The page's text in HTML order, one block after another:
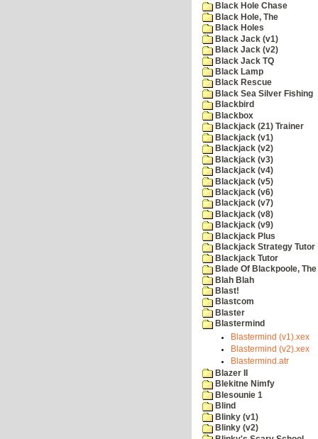
Black Hole Chase
Black Hole, The
Black Holes
Black Jack (v1)
Black Jack (v2)
Black Jack TQ
Black Lamp
Black Rescue
Black Sea Silver Fishing
Blackbird
Blackbox
Blackjack (21) Trainer
Blackjack (v1)
Blackjack (v2)
Blackjack (v3)
Blackjack (v4)
Blackjack (v5)
Blackjack (v6)
Blackjack (v7)
Blackjack (v8)
Blackjack (v9)
Blackjack Plus
Blackjack Strategy Tutor
Blackjack Tutor
Blade Of Blackpoole, The
Blah Blah
Blast!
Blastcom
Blaster
Blastermind
Blastermind (v1).xex
Blastermind (v2).xex
Blastermind.atr
Blazer II
Blekitne Nimfy
Blesounie 1
Blind
Blinky (v1)
Blinky (v2)